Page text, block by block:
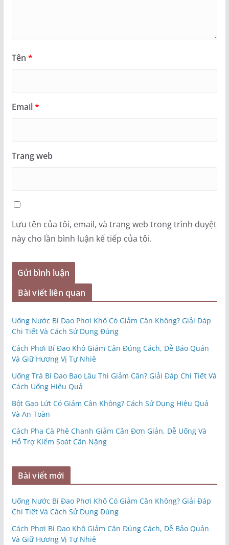
Tên *
Email*
Trang web
Lưu tên của tôi, email, và trang web trong trình duyệt
này cho lần bình luận kế tiếp của tôi.
Bài viết liên quan
Uống Nước Bí Đao Phơi Khô Có Giảm Cân Không? Giải Đáp
Chi Tiết Và Cách Sử Dụng Đúng
Cách Phơi Bí Đao Khô Giảm Cân Đúng Cách, Dễ Bảo Quản
Và Giữ Hương Vị Tự Nhiê
Uống Trà Bí Đao Bao Lâu Thì Giảm Cân? Giải Đáp Chi Tiết Và
Cách Uống Hiệu Quả
Bột Gạo Lứt Có Giảm Cân Không? Cách Sử Dụng Hiệu Quả
Và An Toàn
Cách Pha Cà Phê Chanh Giảm Cân Đơn Giản, Dễ Uống Và
Hỗ Trợ Kiểm Soát Cân Nặng
Bài viết mới
Uống Nước Bí Đao Phơi Khô Có Giảm Cân Không? Giải Đáp
Chi Tiết Và Cách Sử Dụng Đúng
Cách Phơi Bí Đao Khô Giảm Cân Đúng Cách, Dễ Bảo Quản
Và Giữ Hương Vị Tự Nhiê